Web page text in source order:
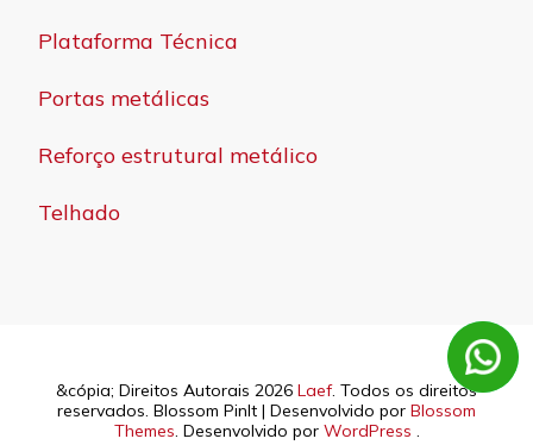
Plataforma Técnica
Portas metálicas
Reforço estrutural metálico
Telhado
&cópia; Direitos Autorais 2026 Laef. Todos os direitos
reservados. Blossom PinIt | Desenvolvido por Blossom
Themes. Desenvolvido por WordPress .